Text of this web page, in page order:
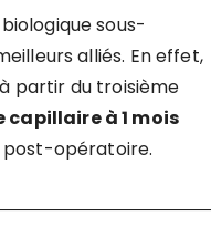
sous-
alliés. En effet,
partir du troisième
capillaire à 1 mois
post-opératoire.